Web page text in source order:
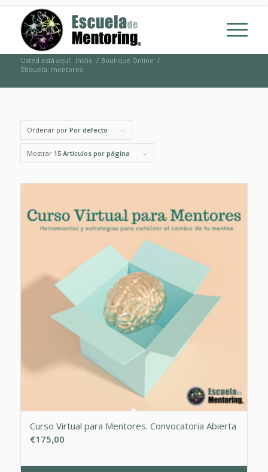
Usted está aquí: Inicio / Boutique Online /
Etiqueta: mentores
Ordenar por Por defecto
Mostrar 15 Artículos por página
Curso Virtual para Mentores. Convocatoria Abierta
€175,00